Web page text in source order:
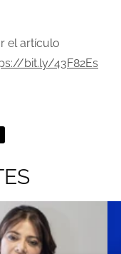
el artículo
bit.ly/43F82Es